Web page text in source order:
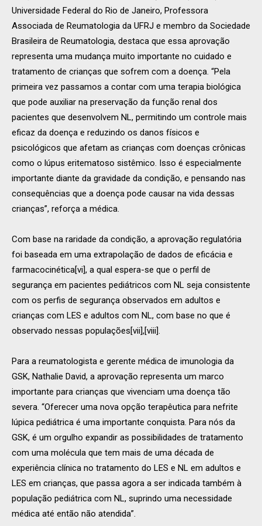
Universidade Federal do Rio de Janeiro, Professora
Associada de Reumatologia da UFRJ e membro da Sociedade
Brasileira de Reumatologia, destaca que essa aprovação
representa uma mudança muito importante no cuidado e
tratamento de crianças que sofrem com a doença. “Pela
primeira vez passamos a contar com uma terapia biológica
que pode auxiliar na preservação da função renal dos
pacientes que desenvolvem NL, permitindo um controle mais
eficaz da doença e reduzindo os danos físicos e
psicológicos que afetam as crianças com doenças crônicas
como o lúpus eritematoso sistêmico. Isso é especialmente
importante diante da gravidade da condição, e pensando nas
consequências que a doença pode causar na vida dessas
crianças”, reforça a médica.
Com base na raridade da condição, a aprovação regulatória
foi baseada em uma extrapolação de dados de eficácia e
farmacocinética[vi], a qual espera-se que o perfil de
segurança em pacientes pediátricos com NL seja consistente
com os perfis de segurança observados em adultos e
crianças com LES e adultos com NL, com base no que é
observado nessas populações[vii],[viii].
Para a reumatologista e gerente médica de imunologia da
GSK, Nathalie David, a aprovação representa um marco
importante para crianças que vivenciam uma doença tão
severa. “Oferecer uma nova opção terapêutica para nefrite
lúpica pediátrica é uma importante conquista. Para nós da
GSK, é um orgulho expandir as possibilidades de tratamento
com uma molécula que tem mais de uma década de
experiência clínica no tratamento do LES e NL em adultos e
LES em crianças, que passa agora a ser indicada também à
população pediátrica com NL, suprindo uma necessidade
médica até então não atendida”.